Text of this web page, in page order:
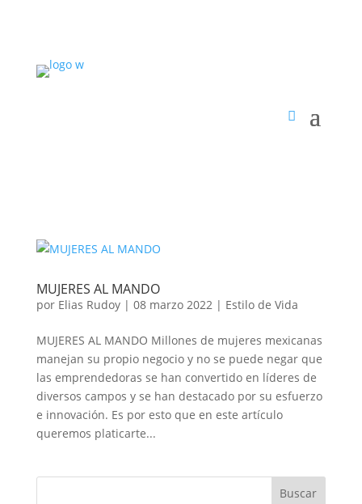
MUJERES AL MANDO
por Elias Rudoy| 08 marzo 2022| Estilo de Vida
MUJERES AL MANDO Millones de mujeres mexicanas
manejan su propio negocio y no se puede negar que
las emprendedoras se han convertido en líderes de
diversos campos y se han destacado por su esfuerzo
e innovación. Es por esto que en este artículo
queremos platicarte...
Buscar